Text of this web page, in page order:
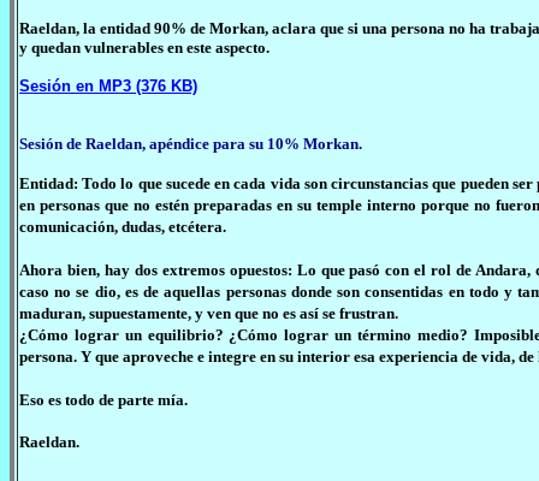
Raeldan, la entidad 90% de Morkan, aclara que si una persona no ha
y quedan vulnerables en este aspecto.
Sesión en MP3 (376 KB)
Sesión de Raeldan, apéndice para su 10% Morkan.
Entidad: Todo lo que sucede en cada vida son circunstancias que pueden
en personas que no estén preparadas en su temple interno porque no
comunicación, dudas, etcétera.
Ahora bien, hay dos extremos opuestos: Lo que pasó con el rol de
caso no se dio, es de aquellas personas donde son consentidas en todo y
maduran, supuestamente, y ven que no es así se frustran.
¿Cómo lograr un equilibrio? ¿Cómo lograr un término medio?
persona. Y que aproveche e integre en su interior esa experiencia de vida,
Eso es todo de parte mía.
Raeldan.